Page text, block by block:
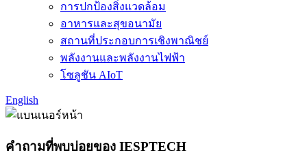
การปกป้องสิ่งแวดล้อม
อาหารและสุขอนามัย
สถานที่ประกอบการเชิงพาณิชย์
พลังงานและพลังงานไฟฟ้า
โซลูชัน AIoT
English
คำถามที่พบบ่อยของ IESPTECH